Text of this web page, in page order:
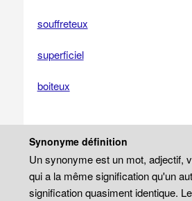
souffreteux
superficiel
boiteux
Synonyme définition
Un synonyme est un mot, adjectif,
qui a la même signification qu'un
signification quasiment identique.